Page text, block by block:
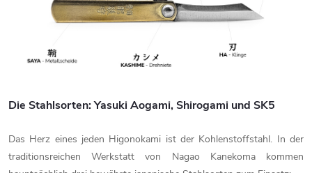
Die Stahlsorten: Yasuki Aogami, Shirogami und SK5
Das Herz eines jeden Higonokami ist der Kohlenstoffstahl. In der
traditionsreichen Werkstatt von Nagao Kanekoma kommen